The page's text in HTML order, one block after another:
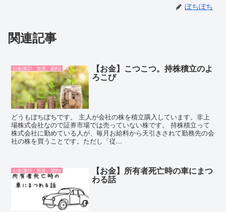
ぼちぼち
関連記事
お金(家計、投資、節約) 【お金】こつこつ。持株積立のよ
ろこび
どうもぼちぼちです。 主人が会社の株を積立購入しています。非上
場株式会社なので証券市場では売っていない株です。 持株積立って
株式会社に勤めている人が、毎月お給料から天引きされて勤務先の会
社の株を買うことです。ただし「従...
お金(家計、投資、節約) 【お金】所有者死亡時の車にまつ
わる話